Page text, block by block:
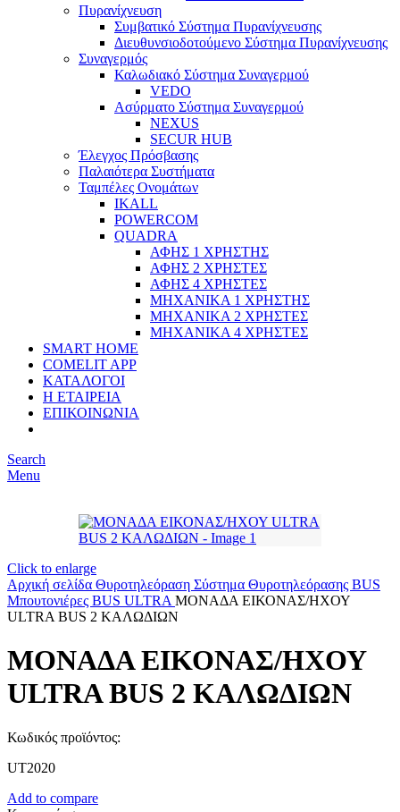
Πυρανίχνευση
Συμβατικό Σύστημα Πυρανίχνευσης
Διευθυνσιοδοτούμενο Σύστημα Πυρανίχνευσης
Συναγερμός
Καλωδιακό Σύστημα Συναγερμού
VEDO
Ασύρματο Σύστημα Συναγερμού
NEXUS
SECUR HUB
Έλεγχος Πρόσβασης
Παλαιότερα Συστήματα
Ταμπέλες Ονομάτων
IKALL
POWERCOM
QUADRA
ΑΦΗΣ 1 ΧΡΗΣΤΗΣ
ΑΦΗΣ 2 ΧΡΗΣΤΕΣ
ΑΦΗΣ 4 ΧΡΗΣΤΕΣ
ΜΗΧΑΝΙΚΑ 1 ΧΡΗΣΤΗΣ
ΜΗΧΑΝΙΚΑ 2 ΧΡΗΣΤΕΣ
ΜΗΧΑΝΙΚΑ 4 ΧΡΗΣΤΕΣ
SMART HOME
COMELIT APP
ΚΑΤΑΛΟΓΟΙ
Η ΕΤΑΙΡΕΙΑ
ΕΠΙΚΟΙΝΩΝΙΑ
Search
Menu
Click to enlarge
Αρχική σελίδα Θυροτηλεόραση Σύστημα Θυροτηλεόρασης BUS
Μπουτονιέρες BUS ULTRA ΜΟΝΑΔΑ ΕΙΚΟΝΑΣ/ΗΧΟΥ
ULTRA BUS 2 ΚΑΛΩΔΙΩΝ
ΜΟΝΑΔΑ ΕΙΚΟΝΑΣ/ΗΧΟΥ
ULTRA BUS 2 ΚΑΛΩΔΙΩΝ
Κωδικός προϊόντος:
UT2020
Add to compare